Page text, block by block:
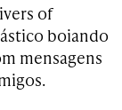
of
boiando
mensagens